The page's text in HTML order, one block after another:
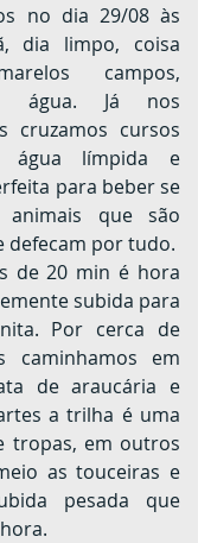
dia limpo, coisa
campos,
água. Já nos
cruzamos cursos
água límpida e
para beber se
que são
defecam por tudo.
subida para
Por cerca de
caminhamos em
de araucária e
a trilha é uma
tropas, em outros
as touceiras e
pesada que